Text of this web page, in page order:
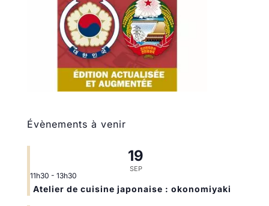
Évènements à venir
19
SEP
11h30 - 13h30
Atelier de cuisine japonaise : okonomiyaki